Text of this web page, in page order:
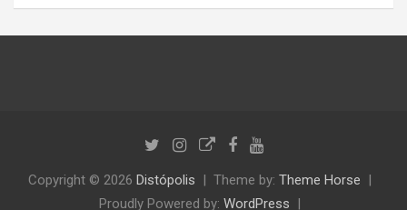
Copyright © 2026 Distópolis Theme by: Theme Horse
Proudly Powered by: WordPress